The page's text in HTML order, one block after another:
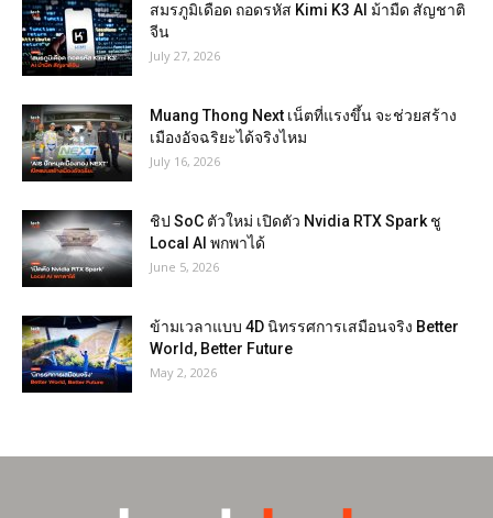
สมรภูมิเดือด ถอดรหัส Kimi K3 AI ม้ามืด สัญชาติ
จีน
July 27, 2026
Muang Thong Next เน็ตที่แรงขึ้น จะช่วยสร้าง
เมืองอัจฉริยะได้จริงไหม
July 16, 2026
ชิป SoC ตัวใหม่ เปิดตัว Nvidia RTX Spark ชู
Local AI พกพาได้
June 5, 2026
ข้ามเวลาแบบ 4D นิทรรศการเสมือนจริง Better
World, Better Future
May 2, 2026